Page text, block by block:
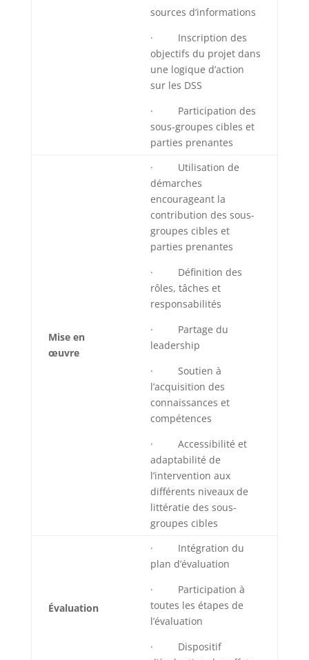
sources d’informations
· Inscription des
objectifs du projet dans
une logique d’action
sur les DSS
· Participation des
sous-groupes cibles et
parties prenantes
Mise en
œuvre
· Utilisation de
démarches
encourageant la
contribution des sous-
groupes cibles et
parties prenantes
· Définition des
rôles, tâches et
responsabilités
· Partage du
leadership
· Soutien à
l’acquisition des
connaissances et
compétences
· Accessibilité et
adaptabilité de
l’intervention aux
différents niveaux de
littératie des sous-
groupes cibles
Évaluation
· Intégration du
plan d’évaluation
· Participation à
toutes les étapes de
l’évaluation
· Dispositif